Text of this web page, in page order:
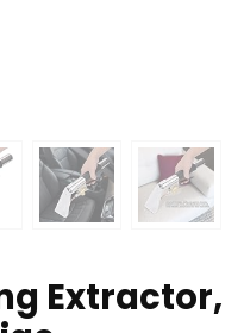
Extractor,